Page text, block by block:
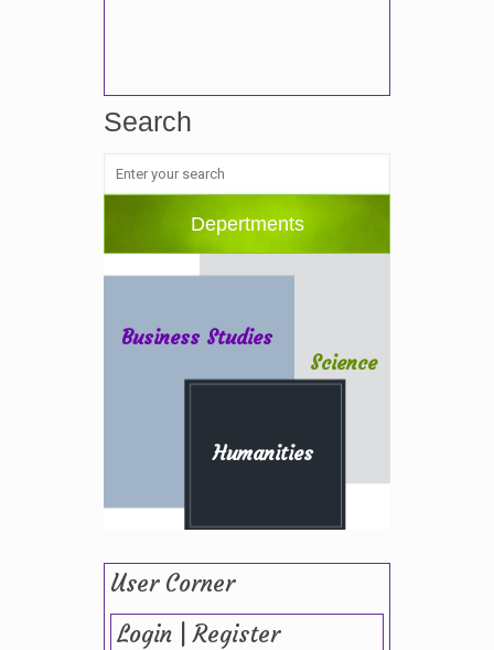
Search
Depertments
Humanities
Business Studies
Science
User Corner
Login | Register